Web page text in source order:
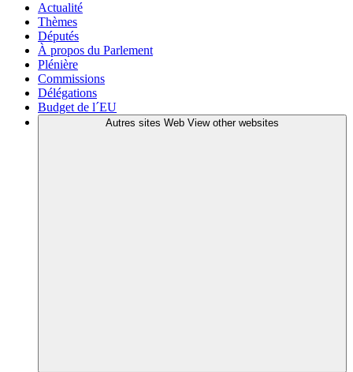
Actualité
Thèmes
Députés
À propos du Parlement
Plénière
Commissions
Délégations
Budget de l´EU
Autres sites Web View other websites